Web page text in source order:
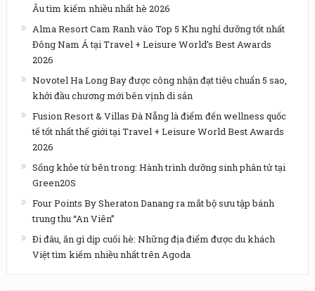
Âu tìm kiếm nhiều nhất hè 2026
Alma Resort Cam Ranh vào Top 5 Khu nghỉ dưỡng tốt nhất
Đông Nam Á tại Travel + Leisure World’s Best Awards
2026
Novotel Ha Long Bay được công nhận đạt tiêu chuẩn 5 sao,
khởi đầu chương mới bên vịnh di sản
Fusion Resort & Villas Đà Nẵng là điểm đến wellness quốc
tế tốt nhất thế giới tại Travel + Leisure World Best Awards
2026
Sống khỏe từ bên trong: Hành trình dưỡng sinh phân tử tại
Green20S
Four Points By Sheraton Danang ra mắt bộ sưu tập bánh
trung thu “An Viên”
Đi đâu, ăn gì dịp cuối hè: Những địa điểm được du khách
Việt tìm kiếm nhiều nhất trên Agoda